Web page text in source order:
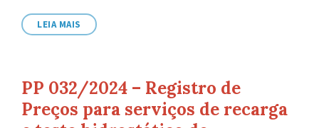
LEIA MAIS
PP 032/2024 – Registro de
Preços para serviços de recarga